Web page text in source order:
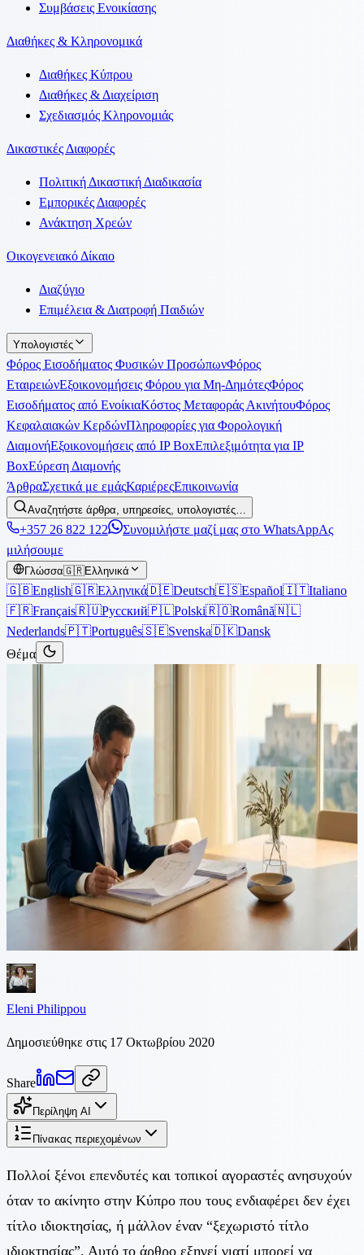
Συμβάσεις Ενοικίασης
Διαθήκες & Κληρονομικά
Διαθήκες Κύπρου
Διαθήκες & Διαχείριση
Σχεδιασμός Κληρονομιάς
Δικαστικές Διαφορές
Πολιτική Δικαστική Διαδικασία
Εμπορικές Διαφορές
Ανάκτηση Χρεών
Οικογενειακό Δίκαιο
Διαζύγιο
Επιμέλεια & Διατροφή Παιδιών
Υπολογιστές
Φόρος Εισοδήματος Φυσικών ΠροσώπωνΦόρος
ΕταιρειώνΕξοικονομήσεις Φόρου για Μη-ΔημότεςΦόρος
Εισοδήματος από ΕνοίκιαΚόστος Μεταφοράς ΑκινήτουΦόρος
Κεφαλαιακών ΚερδώνΠληροφορίες για Φορολογική
ΔιαμονήΕξοικονομήσεις από IP BoxΕπιλεξιμότητα για IP
BoxΕύρεση Διαμονής
ΆρθραΣχετικά με εμάςΚαριέρεςΕπικοινωνία
Αναζητήστε άρθρα, υπηρεσίες, υπολογιστές…
+357 26 822 122 Συνομιλήστε μαζί μας στο WhatsAppΑς
μιλήσουμε
Γλώσσα🇬🇷Ελληνικά
🇬🇧English🇬🇷Ελληνικά🇩🇪Deutsch🇪🇸Español🇮🇹Italiano
🇫🇷Français🇷🇺Русский🇵🇱Polski🇷🇴Română🇳🇱
Nederlands🇵🇹Português🇸🇪Svenska🇩🇰Dansk
Θέμα
Πρέπει να αγοράσετε ακίνητο
στην Κύπρο χωρίς τίτλους
ιδιοκτησίας;
Πολλοί ξένοι επενδυτές και τοπικοί αγοραστές έχουν ανησυχίες
όταν το ακίνητο στην Κύπρο που τους ενδιαφέρει δεν έχει τίτλο
ιδιοκτησίας, ή μάλλον έναν «ξεχωριστό τίτλο ιδιοκτησίας». Αυτό
Eleni Philippou
Δημοσιεύθηκε στις 17 Οκτωβρίου 2020
Share
Περίληψη AI
Πίνακας περιεχομένων
Πολλοί ξένοι επενδυτές και τοπικοί αγοραστές ανησυχούν
όταν το ακίνητο στην Κύπρο που τους ενδιαφέρει δεν έχει
τίτλο ιδιοκτησίας, ή μάλλον έναν “ξεχωριστό τίτλο
ιδιοκτησίας”. Αυτό το άρθρο εξηγεί γιατί μπορεί να